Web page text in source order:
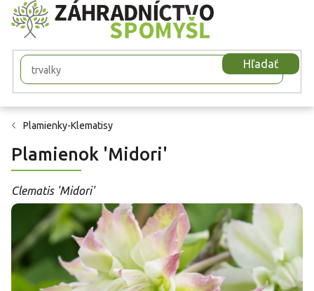
Prejsť
na
obsah
Hľadať
Plamienky-Klematisy
Plamienok 'Midori'
Clematis 'Midori'